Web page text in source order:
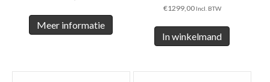
Meer informatie
€1299,00 Incl. BTW
In winkelmand